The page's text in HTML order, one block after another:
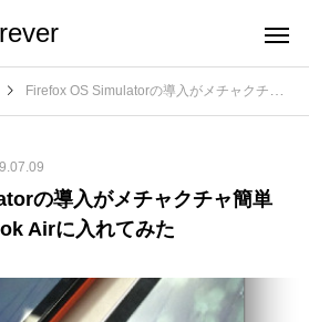
Firefox OS Simulatorの導入がメチャクチャ簡単だったのでMacBook Airに入れてみた
の導入がメチャクチャ簡単
Airに入れてみた